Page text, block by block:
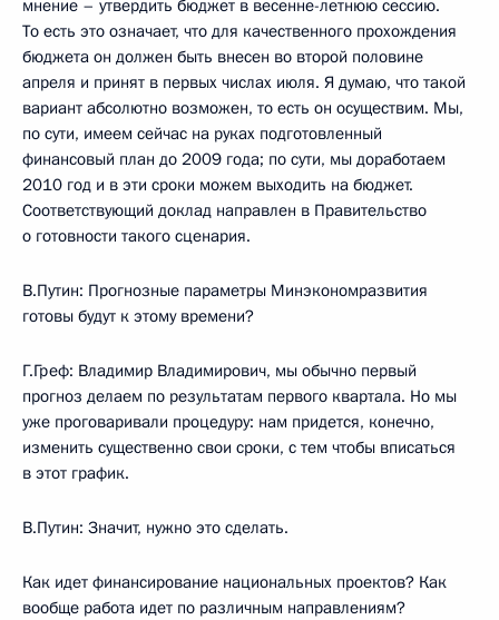
мнение – утвердить бюджет в весенне-летнюю сессию.
То есть это означает, что для качественного прохождения
бюджета он должен быть внесен во второй половине
апреля и принят в первых числах июля. Я думаю, что такой
вариант абсолютно возможен, то есть он осуществим. Мы,
по сути, имеем сейчас на руках подготовленный
финансовый план до 2009 года; по сути, мы доработаем
2010 год и в эти сроки можем выходить на бюджет.
Соответствующий доклад направлен в Правительство
о готовности такого сценария.
В.Путин: Прогнозные параметры Минэкономразвития
готовы будут к этому времени?
Г.Греф: Владимир Владимирович, мы обычно первый
прогноз делаем по результатам первого квартала. Но мы
уже проговаривали процедуру: нам придется, конечно,
изменить существенно свои сроки, с тем чтобы вписаться
в этот график.
В.Путин: Значит, нужно это сделать.
Как идет финансирование национальных проектов? Как
вообще работа идет по различным направлениям?